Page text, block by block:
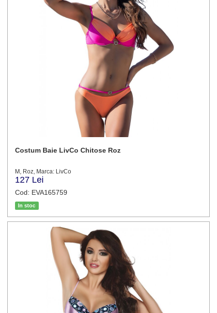
Costum Baie LivCo Chitose Roz
M, Roz, Marca: LivCo
127 Lei
Cod: EVA165759
In stoc